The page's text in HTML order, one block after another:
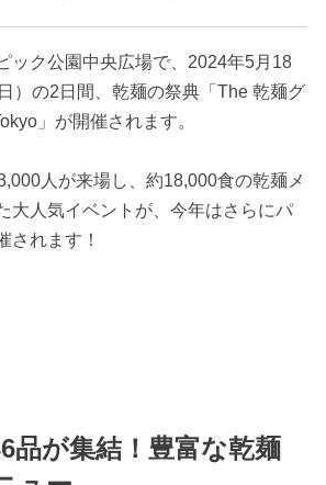
ック公園中央広場で、2024年5月18
）の2日間、乾麺の祭典「The 乾麺グ
」が開催されます。
人が来場し、約18,000食の乾麺メ
大人気イベントが、今年はさらにパ
されます！
品が集結！豊富な乾麺